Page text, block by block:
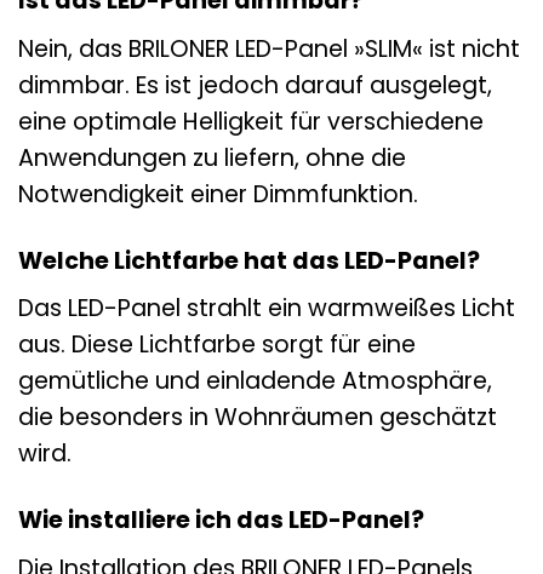
Nein, das BRILONER LED-Panel »SLIM« ist nicht
dimmbar. Es ist jedoch darauf ausgelegt,
eine optimale Helligkeit für verschiedene
Anwendungen zu liefern, ohne die
Notwendigkeit einer Dimmfunktion.
Welche Lichtfarbe hat das LED-Panel?
Das LED-Panel strahlt ein warmweißes Licht
aus. Diese Lichtfarbe sorgt für eine
gemütliche und einladende Atmosphäre,
die besonders in Wohnräumen geschätzt
wird.
Wie installiere ich das LED-Panel?